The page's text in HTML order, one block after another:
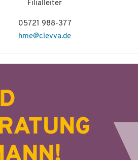
Filialleiter
05721 988-377
hme@clevva.de